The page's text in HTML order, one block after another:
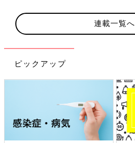
連載一覧へ
ピックアップ